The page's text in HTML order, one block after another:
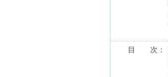
目 次：